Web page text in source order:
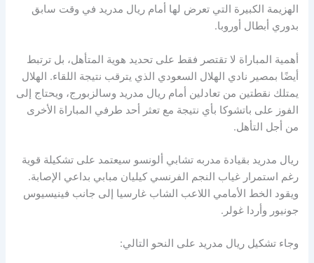
الهزيمة الكبيرة التي تعرض لها أمام ريال مدريد في وقت سابق
بدوري أبطال أوروبا.
أهمية المباراة لا تقتصر فقط على تحديد هوية المتأهل، بل ترتبط
أيضًا بمصير نادي الهلال السعودي الذي يترقب نتيجة اللقاء. الهلال
يمتلك نقطتين من تعادلين أمام ريال مدريد وسالزبورج، ويحتاج إلى
الفوز على باتشوكا بأي نتيجة مع تعثر أحد طرفي المباراة الأخرى
من أجل التأهل.
ريال مدريد بقيادة مدربه تشابي ألونسو سيعتمد على تشكيلة قوية
رغم استمرار غياب النجم الفرنسي كيليان مبابي بداعي الإصابة.
ويقود الخط الأمامي اللاعب الشاب غارسيا إلى جانب فينيسيوس
جونيور وأردا غولر.
وجاء تشكيل ريال مدريد على النحو التالي: